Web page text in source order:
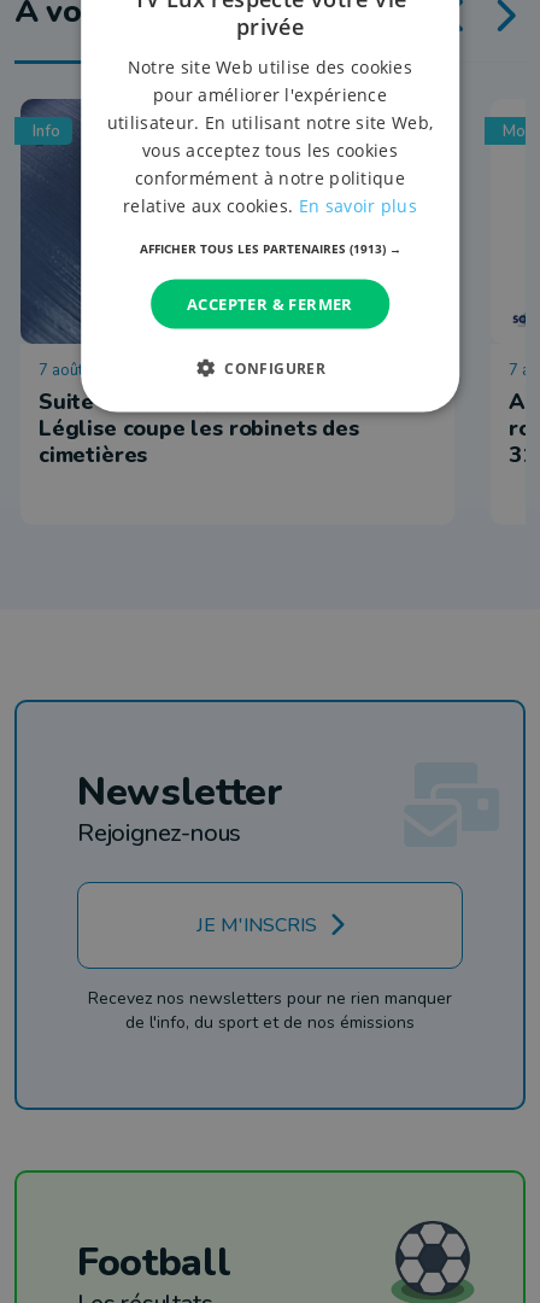
À voir aussi
Info
7 août 2026 à 16:21
Suite à des vols, la commune de
Léglise coupe les robinets des
cimetières
7
Newsletter
Rejoignez-nous
JE M'INSCRIS
Recevez nos newsletters pour ne rien manquer
de l'info, du sport et de nos émissions
Football
privée
Notre site Web utilise des cookies
pour améliorer l'expérience
utilisateur. En utilisant notre site Web,
vous acceptez tous les cookies
conformément à notre politique
relative aux cookies. En savoir plus
AFFICHER TOUS LES PARTENAIRES (1913) →
ACCEPTER & FERMER
CONFIGURER